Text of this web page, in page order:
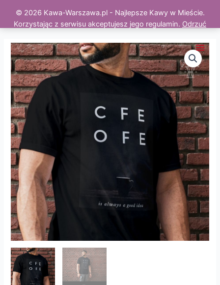
© 2026 Kawa-Warszawa.pl - Najlepsze Kawy w Mieście.
Korzystając z serwisu akceptujesz jego regulamin. Odrzuć
content
Main